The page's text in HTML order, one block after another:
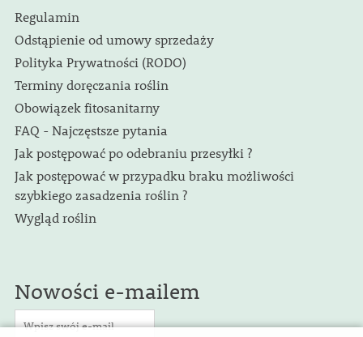
Regulamin
Odstąpienie od umowy sprzedaży
Polityka Prywatności (RODO)
Terminy doręczania roślin
Obowiązek fitosanitarny
FAQ - Najczęstsze pytania
Jak postępować po odebraniu przesyłki ?
Jak postępować w przypadku braku możliwości
szybkiego zasadzenia roślin ?
Wygląd roślin
Nowości e-mailem